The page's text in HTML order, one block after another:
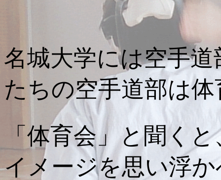
名城大学には空手
たちの空手道部は
「体育会」と聞く
イメージを思い浮